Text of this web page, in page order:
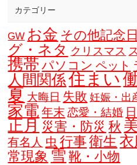
カテゴリー
GW お金 その他記念日
グ・ネタ クリスマス
携帯 パソコン ペット
人間関係住まい
夏 大晦日 失敗 妊娠・出
家電 年末 恋愛・結婚
正月 災害・防災 秋
有名人 虫 行事 衛生
常現象 雪 靴・小物